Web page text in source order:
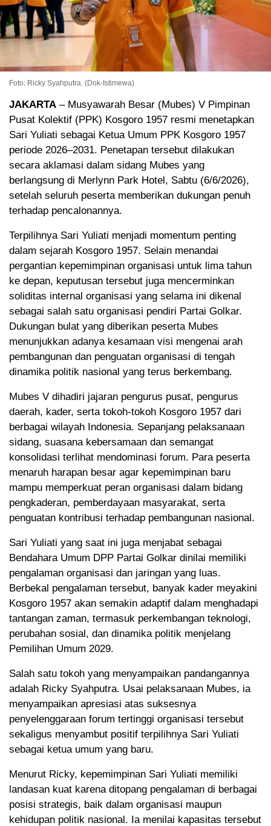
Foto: Ricky Syahputra. (Dok-Istimewa)
JAKARTA – Musyawarah Besar (Mubes) V Pimpinan
Pusat Kolektif (PPK) Kosgoro 1957 resmi menetapkan
Sari Yuliati sebagai Ketua Umum PPK Kosgoro 1957
periode 2026–2031. Penetapan tersebut dilakukan
secara aklamasi dalam sidang Mubes yang
berlangsung di Merlynn Park Hotel, Sabtu (6/6/2026),
setelah seluruh peserta memberikan dukungan penuh
terhadap pencalonannya.
Terpilihnya Sari Yuliati menjadi momentum penting
dalam sejarah Kosgoro 1957. Selain menandai
pergantian kepemimpinan organisasi untuk lima tahun
ke depan, keputusan tersebut juga mencerminkan
soliditas internal organisasi yang selama ini dikenal
sebagai salah satu organisasi pendiri Partai Golkar.
Dukungan bulat yang diberikan peserta Mubes
menunjukkan adanya kesamaan visi mengenai arah
pembangunan dan penguatan organisasi di tengah
dinamika politik nasional yang terus berkembang.
Mubes V dihadiri jajaran pengurus pusat, pengurus
daerah, kader, serta tokoh-tokoh Kosgoro 1957 dari
berbagai wilayah Indonesia. Sepanjang pelaksanaan
sidang, suasana kebersamaan dan semangat
konsolidasi terlihat mendominasi forum. Para peserta
menaruh harapan besar agar kepemimpinan baru
mampu memperkuat peran organisasi dalam bidang
pengkaderan, pemberdayaan masyarakat, serta
penguatan kontribusi terhadap pembangunan nasional.
Sari Yuliati yang saat ini juga menjabat sebagai
Bendahara Umum DPP Partai Golkar dinilai memiliki
pengalaman organisasi dan jaringan yang luas.
Berbekal pengalaman tersebut, banyak kader meyakini
Kosgoro 1957 akan semakin adaptif dalam menghadapi
tantangan zaman, termasuk perkembangan teknologi,
perubahan sosial, dan dinamika politik menjelang
Pemilihan Umum 2029.
Salah satu tokoh yang menyampaikan pandangannya
adalah Ricky Syahputra. Usai pelaksanaan Mubes, ia
menyampaikan apresiasi atas suksesnya
penyelenggaraan forum tertinggi organisasi tersebut
sekaligus menyambut positif terpilihnya Sari Yuliati
sebagai ketua umum yang baru.
Menurut Ricky, kepemimpinan Sari Yuliati memiliki
landasan kuat karena ditopang pengalaman di berbagai
posisi strategis, baik dalam organisasi maupun
kehidupan politik nasional. Ia menilai kapasitas tersebut